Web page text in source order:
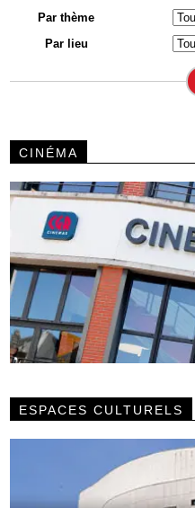
Par thème
Par lieu
CINÉMA
ESPACES CULTURELS